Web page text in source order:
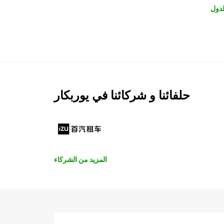
حلفائنا و شركائنا في يوربكار
المزيد من الشركاء